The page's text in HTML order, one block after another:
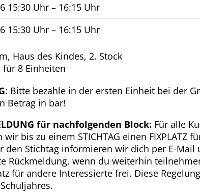
15:30 Uhr – 16:15 Uhr
15:30 Uhr – 16:15 Uhr
Haus des Kindes, 2. Stock
für 8 Einheiten
: Bitte bezahle in der ersten Einheit bei der
Betrag in bar!
für nachfolgenden Block: Für alle
wir bis zu einem STICHTAG einen FIXPLATZ
den Stichtag informieren wir dich per E-Mail
Rückmeldung, wenn du weiterhin
für andere Interessierte frei. Diese